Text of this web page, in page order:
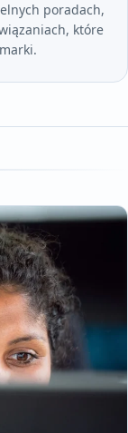
poradach,
które